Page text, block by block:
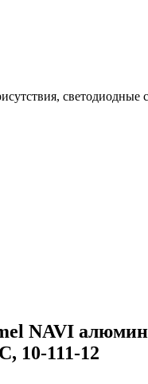
светодиодные
NAVI
10-111-12